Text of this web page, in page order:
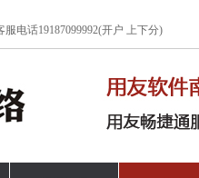
电话19187099992(开户 上下分)